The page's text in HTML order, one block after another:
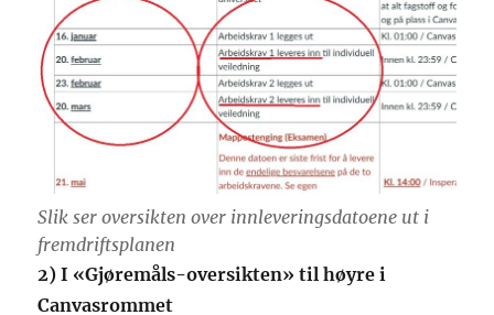
Slik ser oversikten over innleveringsdatoene ut i
fremdriftsplanen
2) I «Gjøremåls-oversikten» til høyre i
Canvasrommet